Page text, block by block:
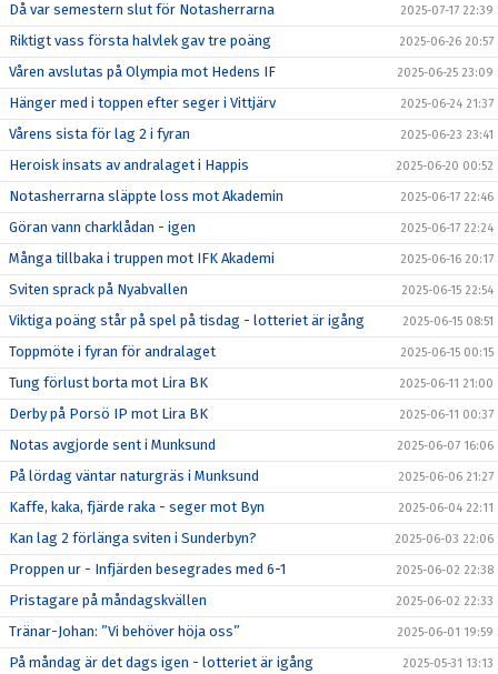
Då var semestern slut för Notasherrarna 2025-07-17 22:39
Riktigt vass första halvlek gav tre poäng 2025-06-26 20:57
Våren avslutas på Olympia mot Hedens IF 2025-06-25 23:09
Hänger med i toppen efter seger i Vittjärv 2025-06-24 21:37
Vårens sista för lag 2 i fyran 2025-06-23 23:41
Heroisk insats av andralaget i Happis 2025-06-20 00:52
Notasherrarna släppte loss mot Akademin 2025-06-17 22:46
Göran vann charklådan - igen 2025-06-17 22:24
Många tillbaka i truppen mot IFK Akademi 2025-06-16 20:17
Sviten sprack på Nyabvallen 2025-06-15 22:54
Viktiga poäng står på spel på tisdag - lotteriet är igång 2025-06-15 08:51
Toppmöte i fyran för andralaget 2025-06-15 00:15
Tung förlust borta mot Lira BK 2025-06-11 21:00
Derby på Porsö IP mot Lira BK 2025-06-11 00:37
Notas avgjorde sent i Munksund 2025-06-07 16:06
På lördag väntar naturgräs i Munksund 2025-06-06 21:27
Kaffe, kaka, fjärde raka - seger mot Byn 2025-06-04 22:11
Kan lag 2 förlänga sviten i Sunderbyn? 2025-06-03 22:06
Proppen ur - Infjärden besegrades med 6-1 2025-06-02 22:38
Pristagare på måndagskvällen 2025-06-02 22:33
Tränar-Johan: ”Vi behöver höja oss” 2025-06-01 19:59
På måndag är det dags igen - lotteriet är igång 2025-05-31 13:13